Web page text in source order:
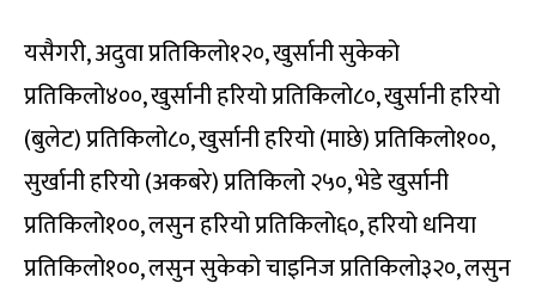
यसैगरी, अदुवा प्रतिकिलो१२०, खुर्सानी सुकेको
प्रतिकिलो४००, खुर्सानी हरियो प्रतिकिलो८०, खुर्सानी हरियो
(बुलेट) प्रतिकिलो८०, खुर्सानी हरियो (माछे) प्रतिकिलो१००,
सुर्खानी हरियो (अकबरे) प्रतिकिलो २५०, भेडे खुर्सानी
प्रतिकिलो१००, लसुन हरियो प्रतिकिलो६०, हरियो धनिया
प्रतिकिलो१००, लसुन सुकेको चाइनिज प्रतिकिलो३२०, लसुन